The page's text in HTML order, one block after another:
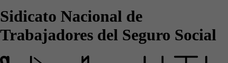
Sidicato Nacional de
Trabajadores del Seguro Social